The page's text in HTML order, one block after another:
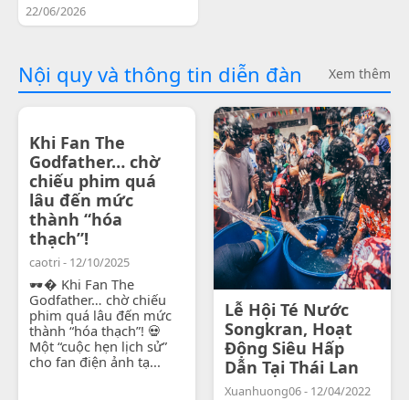
22/06/2026
Nội quy và thông tin diễn đàn Xem thêm
Khi Fan The
Godfather… chờ
chiếu phim quá
lâu đến mức
thành “hóa
thạch”!
caotri - 12/10/2025
🕶� Khi Fan The
Godfather… chờ chiếu
phim quá lâu đến mức
thành “hóa thạch”! 💀
Một “cuộc hẹn lịch sử”
cho fan điện ảnh tạ...
Lễ Hội Té Nước
Songkran, Hoạt
Động Siêu Hấp
Dẫn Tại Thái Lan
Xuanhuong06 - 12/04/2022